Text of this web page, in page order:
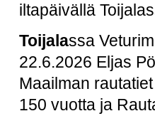
iltapäivällä
Toijalassa
22.6.2026 Eljas
Maailman
150 vuotta ja